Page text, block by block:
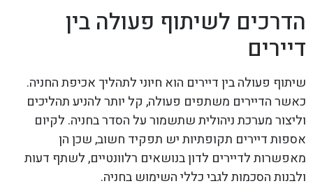
הדרכים לשיתוף פעולה בין
דיירים
שיתוף פעולה בין דיירים הוא חיוני לתהליך אכיפת החניה.
כאשר הדיירים משתפים פעולה, קל יותר להניע תהליכים
וליצור מערכת ניהולית שתשמור על הסדר בחניה. לקיום
אספות דיירים תקופתיות יש תפקיד חשוב, שכן הן
מאפשרות לדיירים לדון בנושאים רלוונטיים, לשתף דעות
ולבנות הסכמות לגבי כללי השימוש בחניה.